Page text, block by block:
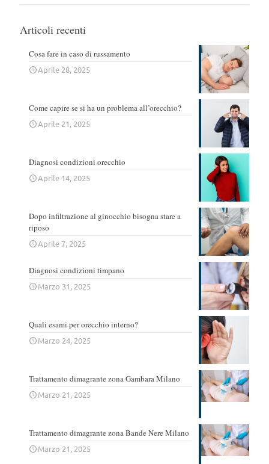
Articoli recenti
Cosa fare in caso di russamento
Aprile 28, 2025
Come capire se si ha un problema all’orecchio?
Aprile 21, 2025
Diagnosi condizioni orecchio
Aprile 14, 2025
Dopo infiltrazione al ginocchio bisogna stare a
riposo
Aprile 7, 2025
Diagnosi condizioni timpano
Marzo 31, 2025
Quali esami per orecchio interno?
Marzo 24, 2025
Trattamento dimagrante zona Gambara Milano
Marzo 21, 2025
Trattamento dimagrante zona Bande Nere Milano
Marzo 21, 2025